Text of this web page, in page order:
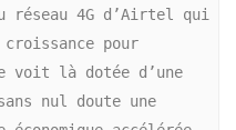
réseau 4G d’Airtel qui
pour
voit là dotée d’une
nul doute une